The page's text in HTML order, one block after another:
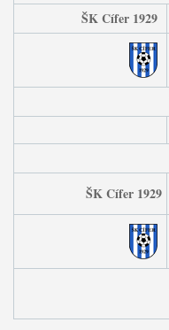
ŠK Cífer 1929
ŠK Cífer 1929